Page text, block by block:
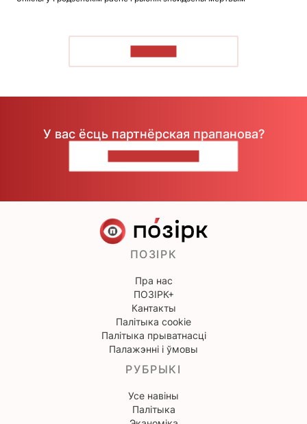
У вас ёсць партнёрская прапанова?
ПОЗІРК
Пра нас
ПОЗІРК+
Кантакты
Палітыка cookie
Палітыка прыватнасці
Палажэнні і ўмовы
РУБРЫКІ
Усе навіны
Палітыка